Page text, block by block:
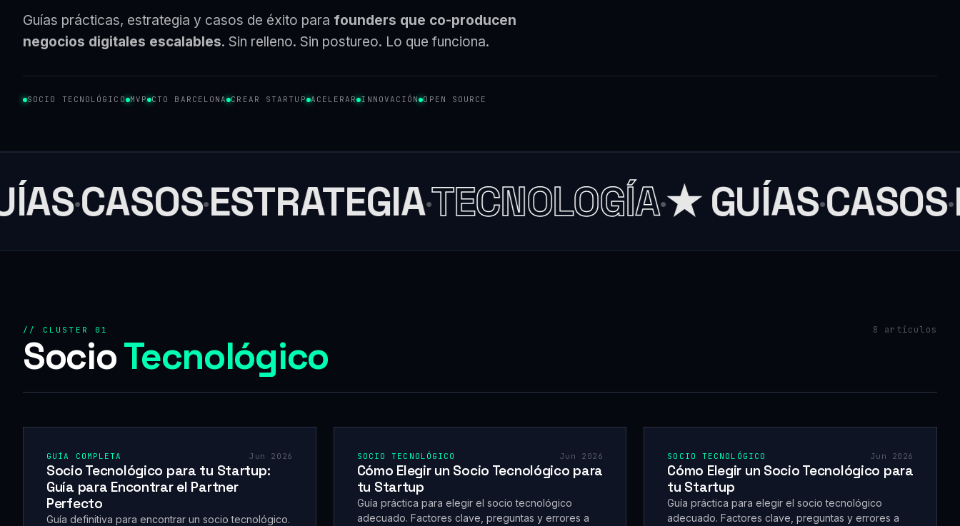
Guías prácticas, estrategia y casos de éxito para founders que co-producen
negocios digitales escalables. Sin relleno. Sin postureo. Lo que funciona.
SOCIO TECNOLÓGICO MVP CTO BARCELONA CREAR STARTUP ACELERAR INNOVACIÓN OPEN SOURCE
·CASOS·ESTRATEGIA·TECNOLOGÍA·★ GUÍAS·CASOS·
// CLUSTER 01
SocioTecnológico
8 artículos
GUÍA COMPLETA Jun 2026
Socio Tecnológico para tu Startup:
Guía para Encontrar el Partner
Perfecto
Guía definitiva para encontrar un socio tecnológico.
SOCIO TECNOLÓGICO Jun 2026
Cómo Elegir un Socio Tecnológico para
tu Startup
Guía práctica para elegir el socio tecnológico
adecuado. Factores clave, preguntas y errores a
SOCIO TECNOLÓGICO Jun 2026
Cómo Elegir un Socio Tecnológico para
tu Startup
Guía práctica para elegir el socio tecnológico
adecuado. Factores clave, preguntas y errores a